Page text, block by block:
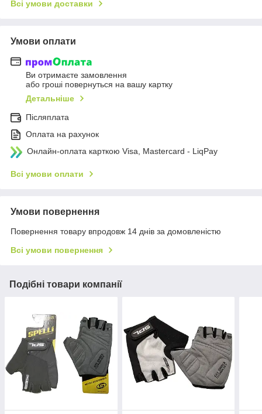
Всі умови доставки
Умови оплати
Ви отримаєте замовлення
або гроші повернуться на вашу картку
Детальніше
Післяплата
Оплата на рахунок
Онлайн-оплата карткою Visa, Mastercard - LiqPay
Всі умови оплати
Умови повернення
Повернення товару впродовж 14 днів за домовленістю
Всі умови повернення
Подібні товари компанії